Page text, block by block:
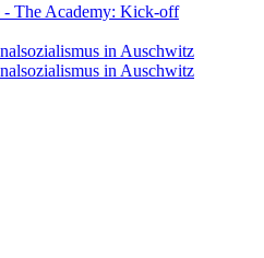
- The Academy: Kick-off
in Auschwitz
in Auschwitz